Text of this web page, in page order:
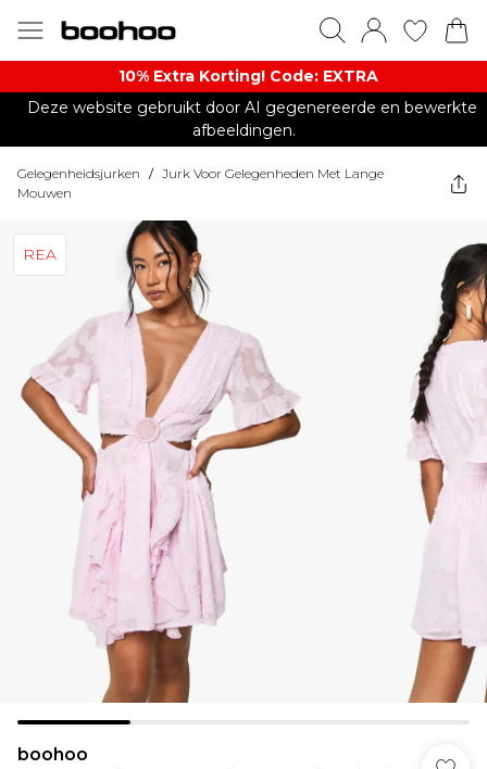
10% Extra Korting! Code: EXTRA​
Deze website gebruikt door AI gegenereerde en bewerkte
afbeeldingen.
Gelegenheidsjurken / Jurk Voor Gelegenheden Met Lange
Mouwen
REA
boohoo